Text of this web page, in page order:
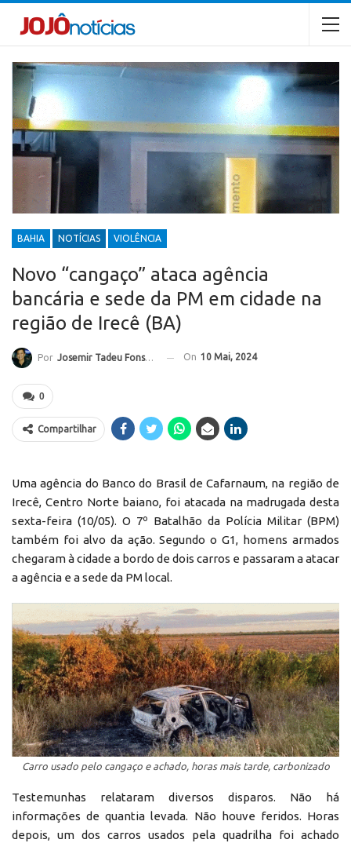
BAHIA NOTÍCIAS VIOLÊNCIA
Novo “cangaço” ataca agência
bancária e sede da PM em cidade na
região de Irecê (BA)
Por Josemir Tadeu Fonseca On 10 Mai, 2024
0
Compartilhar
Uma agência do Banco do Brasil de Cafarnaum, na região de
Irecê, Centro Norte baiano, foi atacada na madrugada desta
sexta-feira (10/05). O 7º Batalhão da Polícia Militar (BPM)
também foi alvo da ação. Segundo o G1, homens armados
chegaram à cidade a bordo de dois carros e passaram a atacar
a agência e a sede da PM local.
Carro usado pelo cangaço e achado, horas mais tarde, carbonizado
Testemunhas relataram diversos disparos. Não há
informações de quantia levada. Não houve feridos. Horas
depois, um dos carros usados pela quadrilha foi achado